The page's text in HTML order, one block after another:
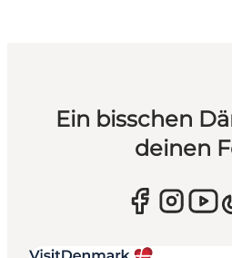
Ein bisschen
deinen